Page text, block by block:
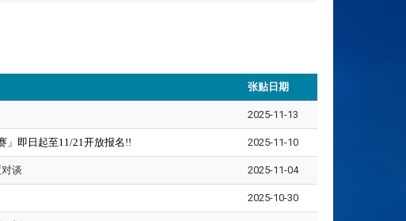
张贴日期
2025-11-13
」即日起至11/21开放报名!! 2025-11-10
谈 2025-11-04
2025-10-30